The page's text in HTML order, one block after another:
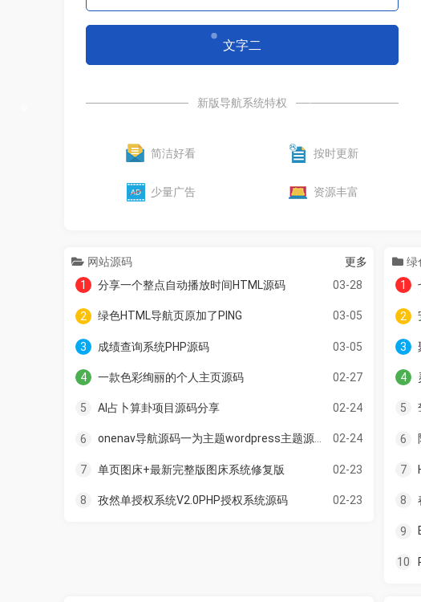
文字二
新版导航系统特权
简洁好看 按时更新
少量广告 资源丰富
更多
网站源码
1
03-28
分享一个整点自动播放时间HTML源码
2 03-05
绿色HTML导航页原加了PING
3 03-05
成绩查询系统PHP源码
4 02-27
一款色彩绚丽的个人主页源码
5 02-24
AI占卜算卦项目源码分享
6 02-24
onenav导航源码一为主题wordpress主题源码手机平板自适应 学习版
7 02-23
单页图床+最新完整版图床系统修复版
8 02-23
孜然单授权系统V2.0PHP授权系统源码
绿
1
2
3
4
5
6
7
8
9
10